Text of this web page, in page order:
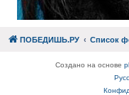
ПОБЕДИШЬ.РУ Список
Создано на основе